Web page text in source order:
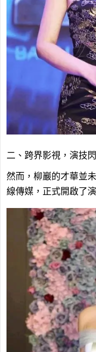
二、跨界影視，演技
然而，柳巖的才華並
線傳媒，正式開啟了